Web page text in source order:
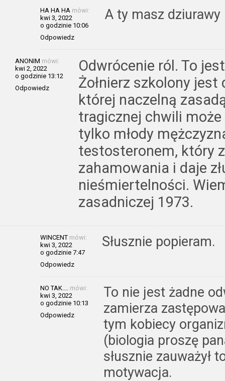
HA HA HA mówi:
kwi 3, 2022
o godzinie 10:06
Odpowiedz
A ty masz dziurawy
ANONIM mówi:
kwi 2, 2022
o godzinie 13:12
Odpowiedz
Odwrócenie ról. To
Żołnierz szkolony jest
której naczelną
tragicznej chwili
tylko młody
testosteronem, który
zahamowania i daje
nieśmiertelności.
zasadniczej 1973.
WINCENT mówi:
kwi 3, 2022
o godzinie 7:47
Odpowiedz
Słusznie popieram.
NO TAK....
mówi:
kwi 3, 2022
o godzinie 10:13
Odpowiedz
To nie jest żadne
zamierza
tym kobiecy
(biologia proszę
słusznie zauważył
motywacja.